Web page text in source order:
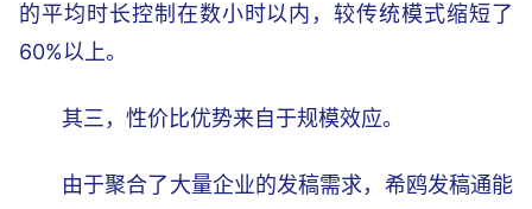
的平均时长控制在数小时以内，较传统模式缩短了
60%以上。
其三，性价比优势来自于规模效应。
由于聚合了大量企业的发稿需求，希鸥发稿通能